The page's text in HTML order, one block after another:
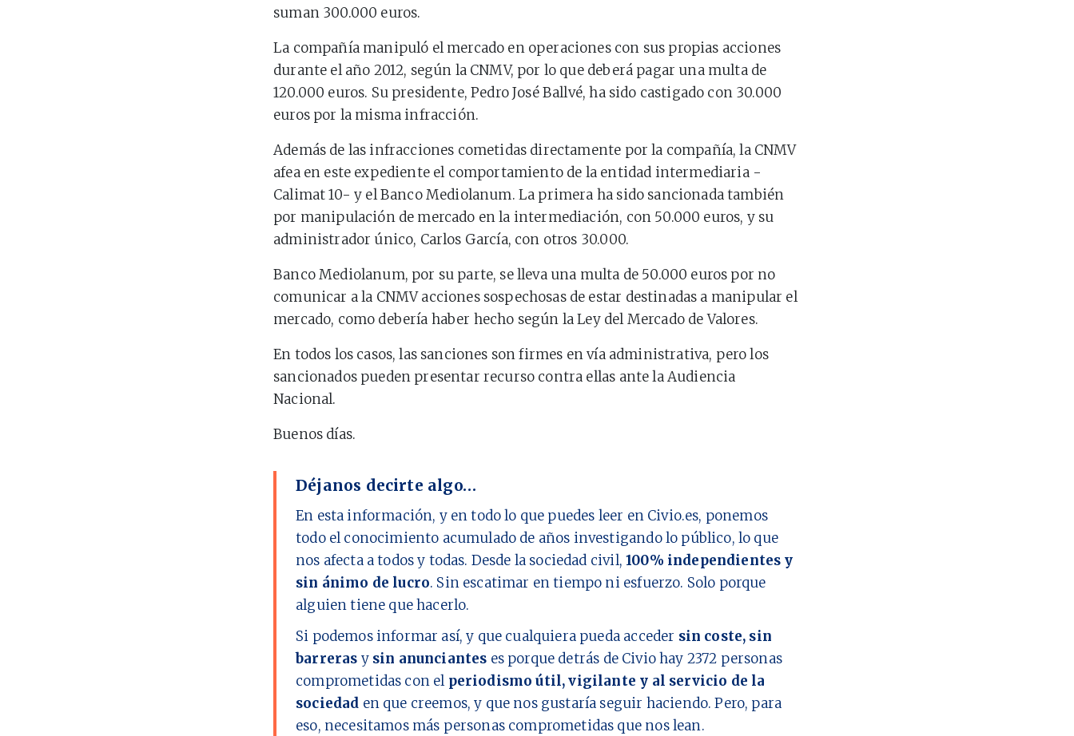
suman 300.000 euros.
La compañía manipuló el mercado en operaciones con sus propias acciones
durante el año 2012, según la CNMV, por lo que deberá pagar una multa de
120.000 euros. Su presidente, Pedro José Ballvé, ha sido castigado con 30.000
euros por la misma infracción.
Además de las infracciones cometidas directamente por la compañía, la CNMV
afea en este expediente el comportamiento de la entidad intermediaria -
Calimat 10- y el Banco Mediolanum. La primera ha sido sancionada también
por manipulación de mercado en la intermediación, con 50.000 euros, y su
administrador único, Carlos García, con otros 30.000.
Banco Mediolanum, por su parte, se lleva una multa de 50.000 euros por no
comunicar a la CNMV acciones sospechosas de estar destinadas a manipular el
mercado, como debería haber hecho según la Ley del Mercado de Valores.
En todos los casos, las sanciones son firmes en vía administrativa, pero los
sancionados pueden presentar recurso contra ellas ante la Audiencia
Nacional.
Buenos días.
Déjanos decirte algo…
En esta información, y en todo lo que puedes leer en Civio.es, ponemos
todo el conocimiento acumulado de años investigando lo público, lo que
nos afecta a todos y todas. Desde la sociedad civil,100% independientes y
sin ánimo de lucro. Sin escatimar en tiempo ni esfuerzo. Solo porque
alguien tiene que hacerlo.
Si podemos informar así, y que cualquiera pueda acceder sin coste, sin
barreras y sin anunciantes es porque detrás de Civio hay 2372 personas
comprometidas con el periodismo útil, vigilante y al servicio de la
sociedad en que creemos, y que nos gustaría seguir haciendo. Pero, para
eso, necesitamos más personas comprometidas que nos lean.